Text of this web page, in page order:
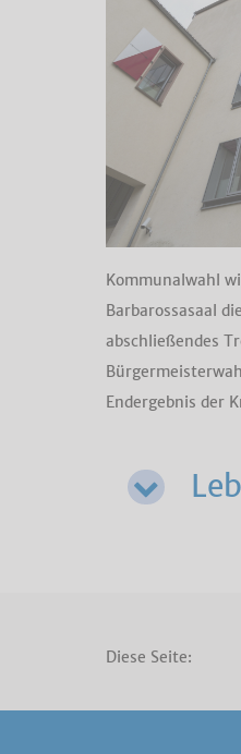
Kommunalwahl
Barbarossasaal
abschließendes
Endergebnis der
Diese Seite: